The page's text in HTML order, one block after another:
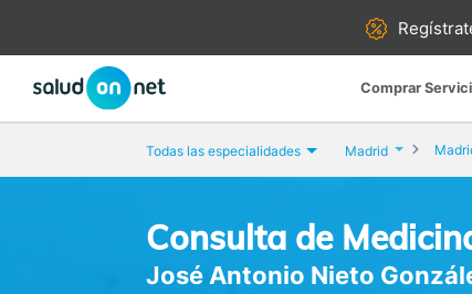
Comprar
Todas las especialidades Madrid
Consulta de
José Antonio Nieto